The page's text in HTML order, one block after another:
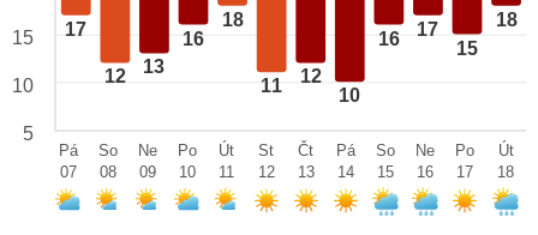
17
12 13
16
18
11 12
10
16 17
15
18
15
10
5
Pá
07
So
08
Ne
09
Po
10
Út
11
St
12
Čt
13
Pá
14
So
15
Ne
16
Po
17
Út
18